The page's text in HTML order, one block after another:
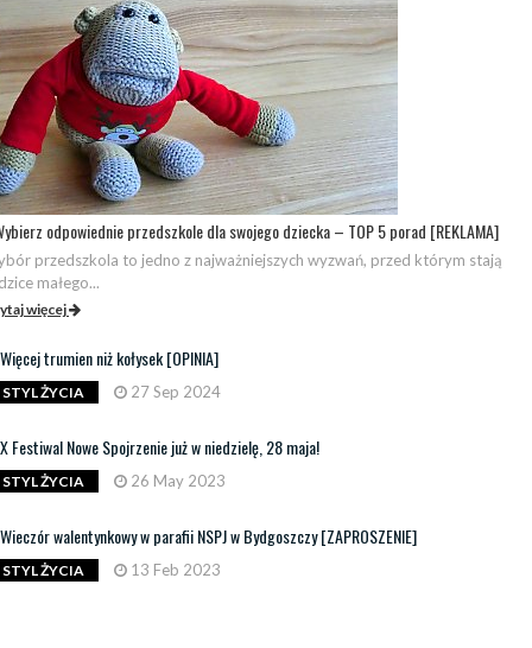
odpowiednie przedszkole dla swojego dziecka – TOP 5 porad [REKLAMA]
przedszkola to jedno z najważniejszych wyzwań, przed którym stają
małego...
więcej
Więcej trumien niż kołysek [OPINIA]
STYL ŻYCIA 27 Sep 2024
X Festiwal Nowe Spojrzenie już w niedzielę, 28 maja!
STYL ŻYCIA 26 May 2023
Wieczór walentynkowy w parafii NSPJ w Bydgoszczy [ZAPROSZENIE]
STYL ŻYCIA 13 Feb 2023